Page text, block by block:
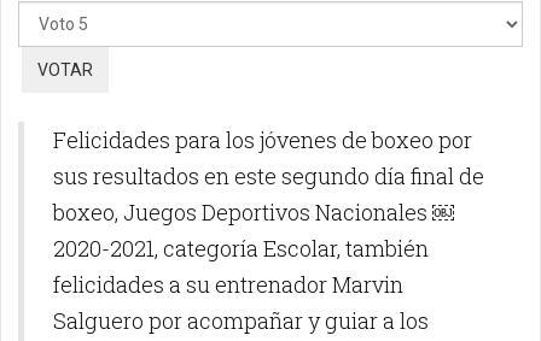
vote
Felicidades para los jóvenes de boxeo por
sus resultados en este segundo día final de
boxeo, Juegos Deportivos Nacionales ￼
2020-2021, categoría Escolar, también
felicidades a su entrenador Marvin
Salguero por acompañar y guiar a los